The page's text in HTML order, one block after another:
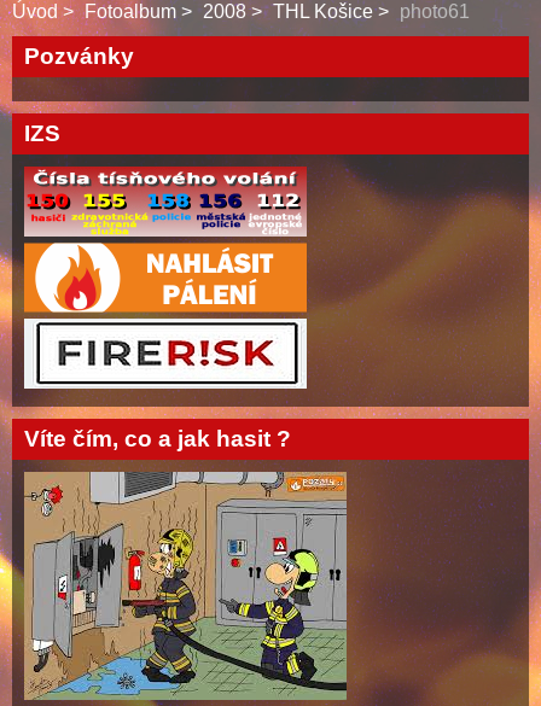
Úvod Fotoalbum 2008 THL Košice photo61
Pozvánky
IZS
Víte čím, co a jak hasit ?